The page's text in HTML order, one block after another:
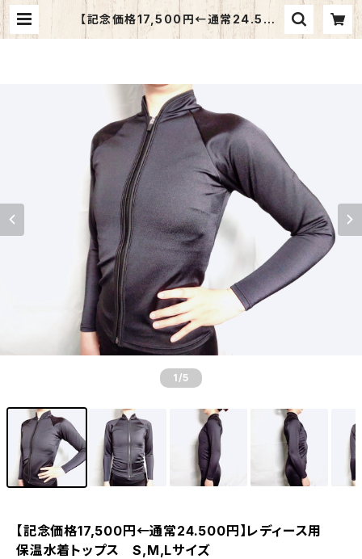
【記念価格17,500円←通常24.500
円】レディース用 保温水着トップ
1 /5
【記念価格17,500円←通常24.500円】レディース用
保温水着トップス S,M,Lサイズ